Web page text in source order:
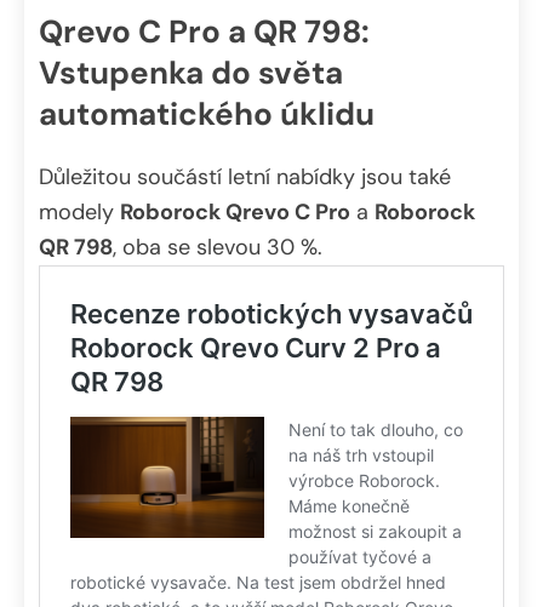
Qrevo C Pro a QR 798:
Vstupenka do světa
automatického úklidu
Důležitou součástí letní nabídky jsou také
modely Roborock Qrevo C Pro a Roborock
QR 798, oba se slevou 30 %.